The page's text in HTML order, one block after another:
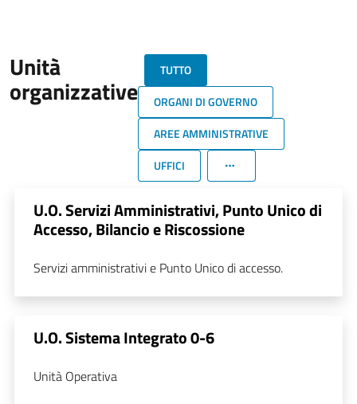
Unità
organizzative
TUTTO
ORGANI DI GOVERNO
AREE AMMINISTRATIVE
UFFICI
U.O. Servizi Amministrativi, Punto Unico di
Accesso, Bilancio e Riscossione
Servizi amministrativi e Punto Unico di accesso.
U.O. Sistema Integrato 0-6
Unità Operativa